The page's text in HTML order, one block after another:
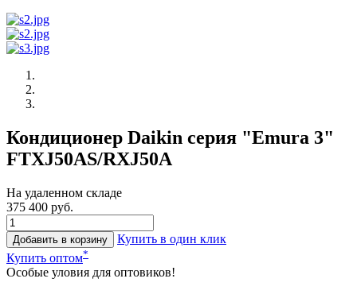
Кондиционер Daikin серия "Emura 3"
FTXJ50AS/RXJ50A
На удаленном складе
375 400 руб.
Добавить в корзину
Купить в один клик
Купить оптом*
Особые уловия для оптовиков!